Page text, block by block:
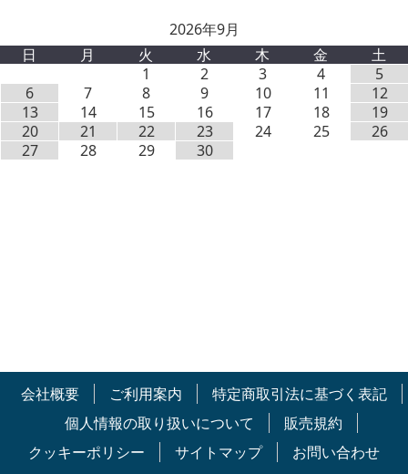
2026年9月
日
月 火 水 木 金
土
1
2 3 4
5
6
7 8 9 10 11
12
13
14 15 16 17 18
19
20
21 22 23 24 25
26
27
28 29 30
会社概要 ご利用案内
特定商取引法に基づく表記
個人情報の取り扱いについて
販売規約
クッキーポリシー
サイトマップ お問い合わせ